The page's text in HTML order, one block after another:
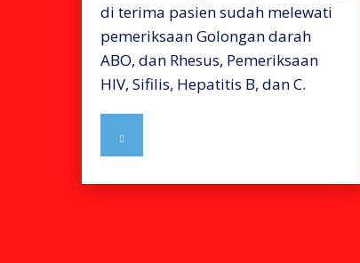
di terima pasien sudah melewati
pemeriksaan Golongan darah
ABO, dan Rhesus, Pemeriksaan
HIV, Sifilis, Hepatitis B, dan C.